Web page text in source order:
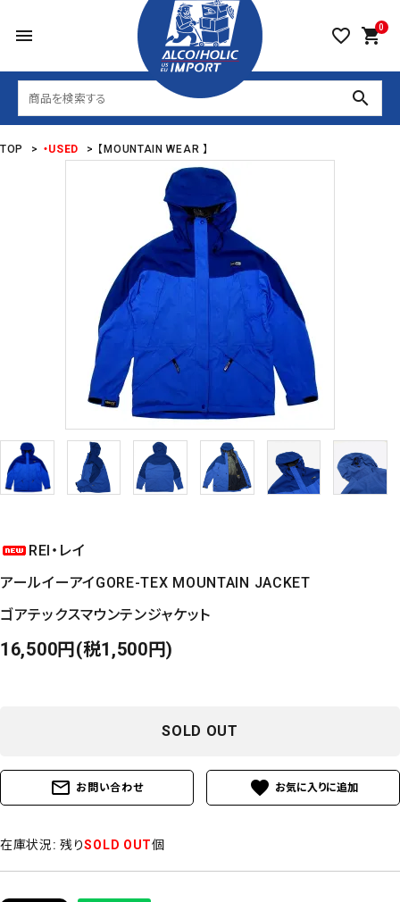
menu favorite_border 0
shopping_cart
search
TOP > ・USED > 【MOUNTAIN WEAR 】
REI・レイ
アールイーアイGORE-TEX MOUNTAIN JACKET
ゴアテックスマウンテンジャケット
16,500円(税1,500円)
SOLD OUT
mail_outline お問い合わせ favorite
在庫状況: 残りSOLD OUT個